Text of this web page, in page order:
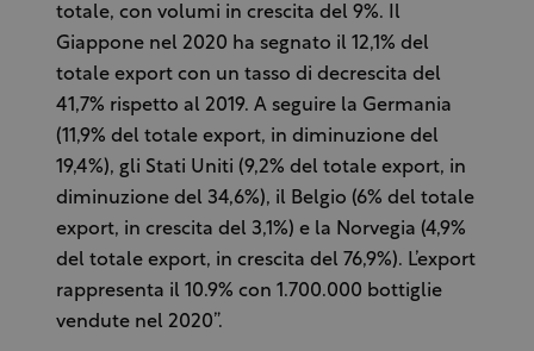
totale, con volumi in crescita del 9%. Il
Giappone nel 2020 ha segnato il 12,1% del
totale export con un tasso di decrescita del
41,7% rispetto al 2019. A seguire la Germania
(11,9% del totale export, in diminuzione del
19,4%), gli Stati Uniti (9,2% del totale export, in
diminuzione del 34,6%), il Belgio (6% del totale
export, in crescita del 3,1%) e la Norvegia (4,9%
del totale export, in crescita del 76,9%). L’export
rappresenta il 10.9% con 1.700.000 bottiglie
vendute nel 2020”.